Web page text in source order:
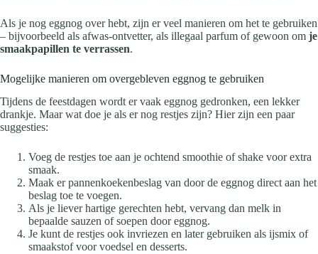
Als je nog eggnog over hebt, zijn er veel manieren om het te gebruiken
– bijvoorbeeld als afwas-ontvetter, als illegaal parfum of gewoon om je
smaakpapillen te verrassen.
Mogelijke manieren om overgebleven eggnog te gebruiken
Tijdens de feestdagen wordt er vaak eggnog gedronken, een lekker
drankje. Maar wat doe je als er nog restjes zijn? Hier zijn een paar
suggesties:
Voeg de restjes toe aan je ochtend smoothie of shake voor extra
smaak.
Maak er pannenkoekenbeslag van door de eggnog direct aan het
beslag toe te voegen.
Als je liever hartige gerechten hebt, vervang dan melk in
bepaalde sauzen of soepen door eggnog.
Je kunt de restjes ook invriezen en later gebruiken als ijsmix of
smaakstof voor voedsel en desserts.